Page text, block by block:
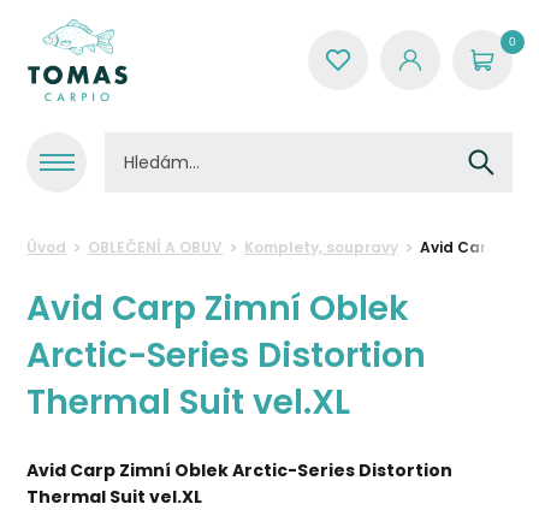
0
Úvod OBLEČENÍ A OBUV Komplety, soupravy Avid Carp
Avid Carp Zimní Oblek
Arctic-Series Distortion
Thermal Suit vel.XL
Avid Carp Zimní Oblek Arctic-Series Distortion
Thermal Suit vel.XL